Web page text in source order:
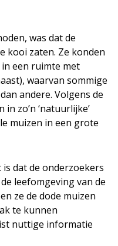
was dat de
kooi zaten. Ze konden
een ruimte met
waarvan sommige
andere. Volgens de
zo’n ‘natuurlijke’
muizen in een grote
dat de onderzoekers
leefomgeving van de
ze de dode muizen
te kunnen
nuttige informatie